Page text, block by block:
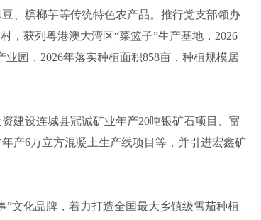
、槟榔芋等传统特色农产品。推行党支部领办
，获列粤港澳大湾区“菜篮子”生产基地，2026
园，2026年落实种植面积858亩，种植规模居
设连城县冠诚矿业年产20吨银矿石项目、富
产6万立方混凝土生产线项目等，并引进宏鑫矿
化品牌，着力打造全国最大乡镇级雪茄种植